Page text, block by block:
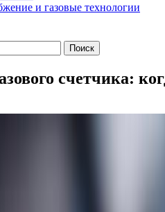
и газовые технологии
счетчика: